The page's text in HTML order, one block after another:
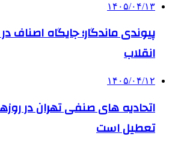
۱۴۰۵/۰۴/۱۳
پیوندی ماندگار؛ جایگاه اصناف
انقلاب
۱۴۰۵/۰۴/۱۲
تعطیل است